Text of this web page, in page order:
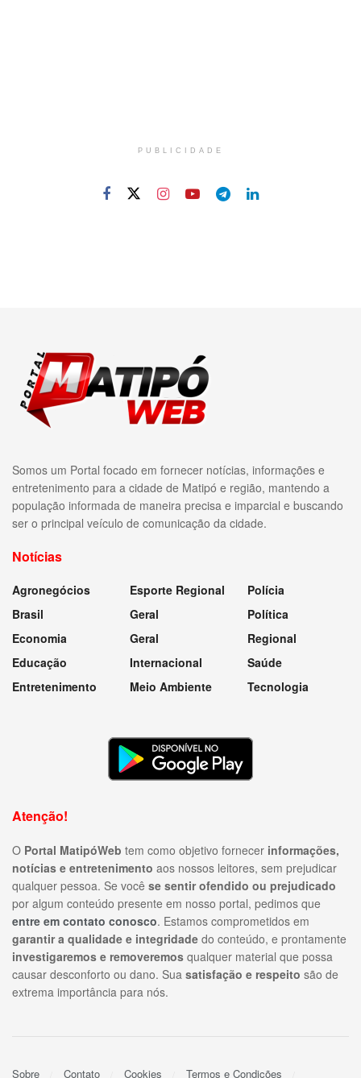
PUBLICIDADE
Somos um Portal focado em fornecer notícias, informações e
entretenimento para a cidade de Matipó e região, mantendo a
população informada de maneira precisa e imparcial e buscando
ser o principal veículo de comunicação da cidade.
Notícias
Agronegócios
Brasil
Economia
Educação
Entretenimento
Esporte Regional
Geral
Geral
Internacional
Meio Ambiente
Polícia
Política
Regional
Saúde
Tecnologia
Atenção!
O Portal MatipóWeb tem como objetivo fornecer informações,
notícias e entretenimento aos nossos leitores, sem prejudicar
qualquer pessoa. Se você se sentir ofendido ou prejudicado
por algum conteúdo presente em nosso portal, pedimos que
entre em contato conosco. Estamos comprometidos em
garantir a qualidade e integridade do conteúdo, e prontamente
investigaremos e removeremos qualquer material que possa
causar desconforto ou dano. Sua satisfação e respeito são de
extrema importância para nós.
Sobre Contato Cookies Termos e Condições